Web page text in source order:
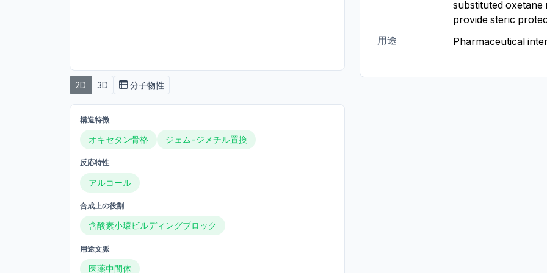
2D 3D 分子物性
構造特徴
オキセタン骨格 ジェム-ジメチル置換
反応特性
アルコール
合成上の役割
含酸素小環ビルディングブロック
用途文脈
医薬中間体
substituted
provide steric
用途
Pharmaceutical